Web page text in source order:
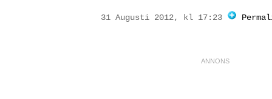
31 Augusti 2012, kl 17:23